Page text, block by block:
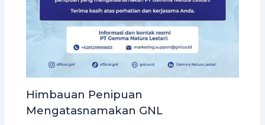
Himbauan Penipuan
Mengatasnamakan GNL